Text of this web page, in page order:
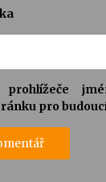
pro